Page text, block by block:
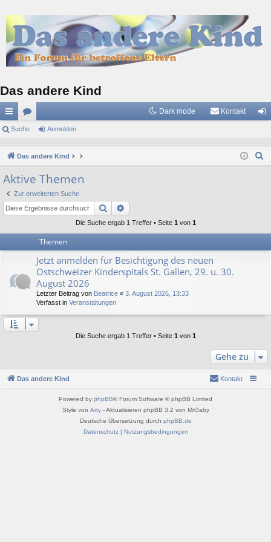
Das andere Kind
ch
llz
ug
riff
or
Dark mode Kontakt
el
Suche Anmelden
Das andere Kind
Aktive Themen
Zur erweiterten Suche
Suche
Die Suche ergab 1 Treffer • Seite 1 von 1
Themen
Jetzt anmelden für Besichtigung des neuen
Ostschweizer Kinderspitals St. Gallen, 29. u. 30.
August 2026
Letzter Beitrag von Beatrice « 3. August 2026, 13:33
Verfasst in Veranstaltungen
Die Suche ergab 1 Treffer • Seite 1 von 1
Gehe zu
Das andere Kind Kontakt
Powered by phpBB® Forum Software © phpBB Limited
Style von Arty- Aktualisieren phpBB 3.2 von MrGaby
Deutsche Übersetzung durch phpBB.de
Datenschutz| Nutzungsbedingungen